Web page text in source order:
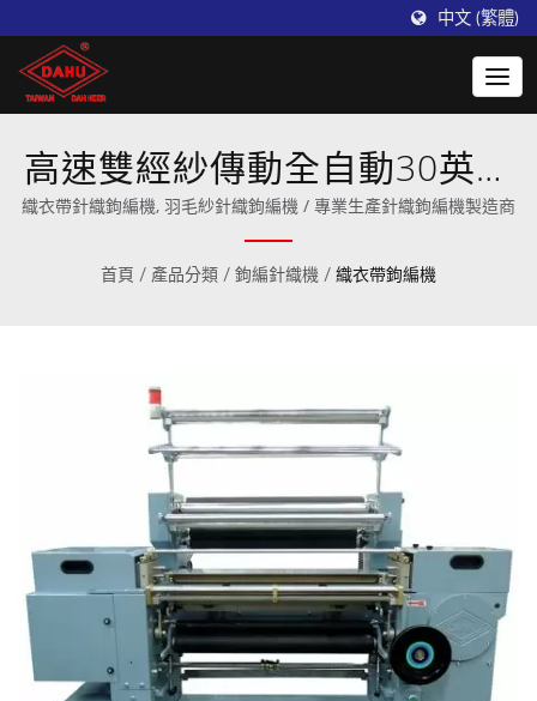
中文 (繁體)
高速雙經紗傳動全自動30英吋
織衣帶 & 羽毛紗專用針織鉤編
機
織衣帶針織鉤編機, 羽毛紗針織鉤編機 / 專業生產針織鉤編機製造商
首頁 / 產品分類 / 鉤編針織機 / 織衣帶鉤編機